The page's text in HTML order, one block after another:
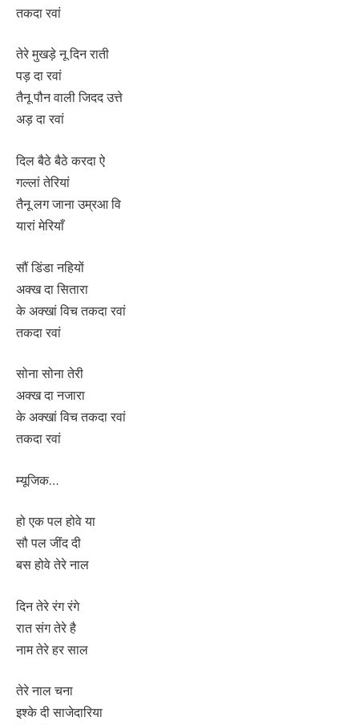
तकदा रवां
तेरे मुखड़े नू दिन राती
पड़ दा रवां
तैनू पौन वाली जिदद उत्ते
अड़ दा रवां
दिल बैठे बैठे करदा ऐ
गल्लां तेरियां
तैनू लग जाना उम्रआ वि
यारां मेरियाँ
सौं डिंडा नहियों
अक्ख दा सितारा
के अक्खां विच तकदा रवां
तकदा रवां
सोना सोना तेरी
अक्ख दा नजारा
के अक्खां विच तकदा रवां
तकदा रवां
म्यूजिक…
हो एक पल होवे या
सौ पल जींद दी
बस होवे तेरे नाल
दिन तेरे रंग रंगे
रात संग तेरे है
नाम तेरे हर साल
तेरे नाल चना
इश्के दी साजेदारिया